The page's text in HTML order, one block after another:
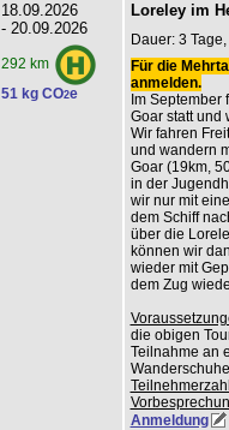
18.09.2026
- 20.09.2026
292 km
51 kg CO2e
Loreley im
Dauer: 3
Für die
anmelden.
Im September
Goar statt und
Wir fahren
und wandern
Goar (19km,
in der
wir nur mit
dem Schiff
über die
können wir
wieder mit
dem Zug
die obigen
Teilnahme an
Anmeldung